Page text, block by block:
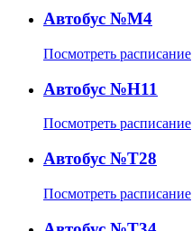
Автобус №М4
Посмотреть расписание
Автобус №Н11
Посмотреть расписание
Автобус №Т28
Посмотреть расписание